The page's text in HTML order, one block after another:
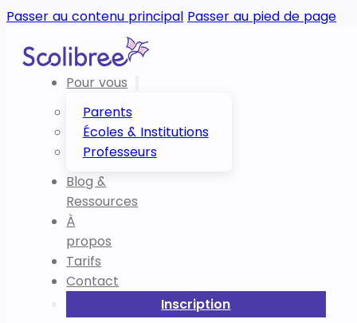
Passer au contenu principal Passer au pied de page
Pour vous
Parents
Écoles & Institutions
Professeurs
Blog &
Ressources
À
propos
Tarifs
Contact
Inscription